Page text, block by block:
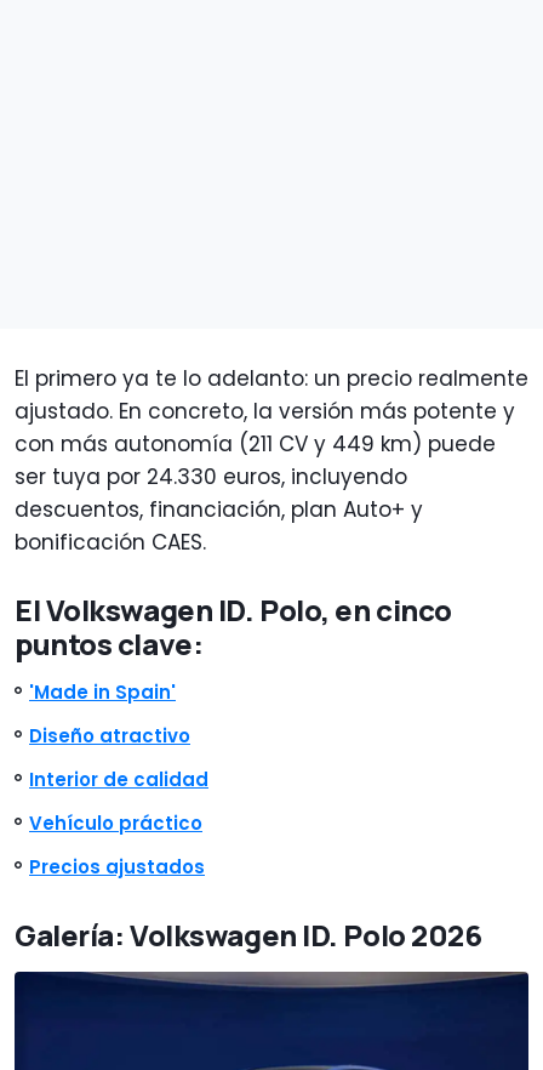
El primero ya te lo adelanto: un precio realmente
ajustado. En concreto, la versión más potente y
con más autonomía (211 CV y 449 km) puede
ser tuya por 24.330 euros, incluyendo
descuentos, financiación, plan Auto+ y
bonificación CAES.
El Volkswagen ID. Polo, en cinco
puntos clave:
'Made in Spain'
Diseño atractivo
Interior de calidad
Vehículo práctico
Precios ajustados
Galería: Volkswagen ID. Polo 2026